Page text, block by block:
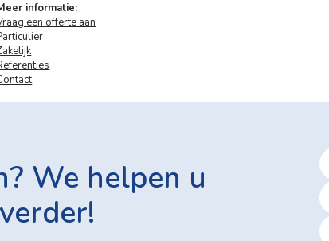
informatie:
een offerte aan
We helpen u